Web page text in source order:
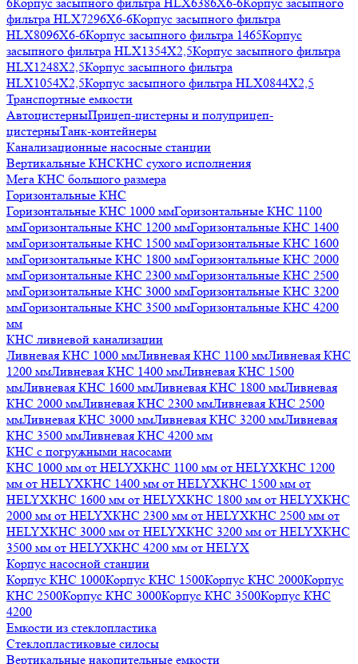
фильтра HLX7296X6-6Корпус засыпного фильтра
HLX8096X6-6Корпус засыпного фильтра 1465Корпус
засыпного фильтра HLX1354X2,5Корпус засыпного фильтра
HLX1248X2,5Корпус засыпного фильтра
HLX1054X2,5Корпус засыпного фильтра HLX0844X2,5
Транспортные емкости
АвтоцистерныПрицеп-цистерны и полуприцеп-
цистерныТанк-контейнеры
Канализационные насосные станции
Вертикальные КНСКНС сухого исполнения
Мега КНС большого размера
Горизонтальные КНС
Горизонтальные КНС 1000 ммГоризонтальные КНС 1100
ммГоризонтальные КНС 1200 ммГоризонтальные КНС 1400
ммГоризонтальные КНС 1500 ммГоризонтальные КНС 1600
ммГоризонтальные КНС 1800 ммГоризонтальные КНС 2000
ммГоризонтальные КНС 2300 ммГоризонтальные КНС 2500
ммГоризонтальные КНС 3000 ммГоризонтальные КНС 3200
ммГоризонтальные КНС 3500 ммГоризонтальные КНС 4200
мм
КНС ливневой канализации
Ливневая КНС 1000 ммЛивневая КНС 1100 ммЛивневая КНС
1200 ммЛивневая КНС 1400 ммЛивневая КНС 1500
ммЛивневая КНС 1600 ммЛивневая КНС 1800 ммЛивневая
КНС 2000 ммЛивневая КНС 2300 ммЛивневая КНС 2500
ммЛивневая КНС 3000 ммЛивневая КНС 3200 ммЛивневая
КНС 3500 ммЛивневая КНС 4200 мм
КНС с погружными насосами
КНС 1000 мм от HELYXКНС 1100 мм от HELYXКНС 1200
мм от HELYXКНС 1400 мм от HELYXКНС 1500 мм от
HELYXКНС 1600 мм от HELYXКНС 1800 мм от HELYXКНС
2000 мм от HELYXКНС 2300 мм от HELYXКНС 2500 мм от
HELYXКНС 3000 мм от HELYXКНС 3200 мм от HELYXКНС
3500 мм от HELYXКНС 4200 мм от HELYX
Корпус насосной станции
Корпус КНС 1000Корпус КНС 1500Корпус КНС 2000Корпус
КНС 2500Корпус КНС 3000Корпус КНС 3500Корпус КНС
4200
Емкости из стеклопластика
Стеклопластиковые силосы
Вертикальные накопительные емкости